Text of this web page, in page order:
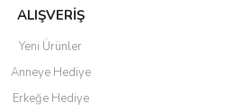
ALIŞVERİŞ
Yeni Ürünler
Anneye Hediye
Erkeğe Hediye